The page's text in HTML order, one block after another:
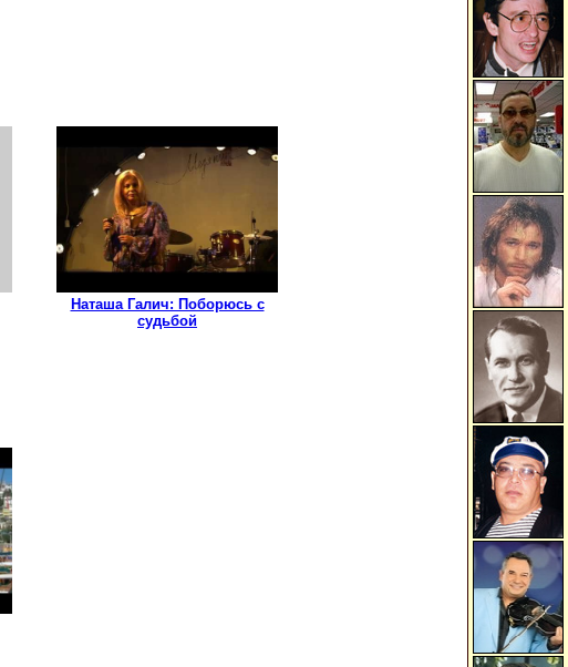
Наташа Галич: Поборюсь с
судьбой